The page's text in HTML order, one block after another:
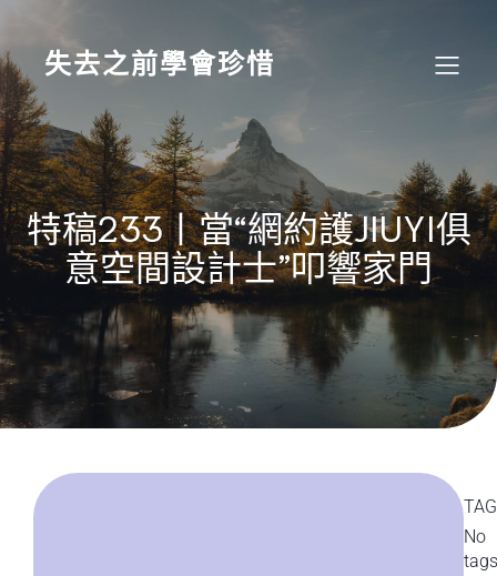
content
失去之前學會珍惜
特稿233丨當“網約護JIUYI俱
意空間設計士”叩響家門
No
tags